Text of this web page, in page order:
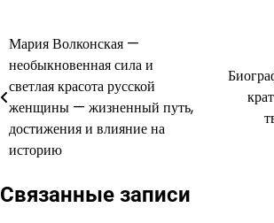
Навигация
по
записям
Мария Волконская —
необыкновенная сила и
светлая красота русской
женщины — жизненный путь,
достижения и влияние на
историю
Связанные записи